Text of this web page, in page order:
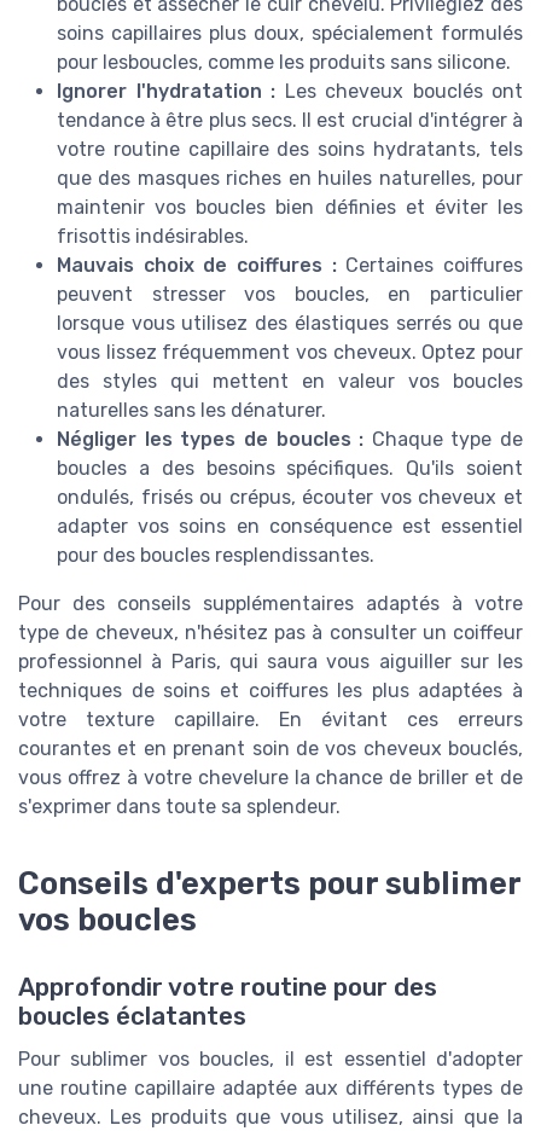
soins capillaires plus doux, spécialement formulés
pour lesboucles, comme les produits sans silicone.
Ignorer l'hydratation : Les cheveux bouclés ont
tendance à être plus secs. Il est crucial d'intégrer à
votre routine capillaire des soins hydratants, tels
que des masques riches en huiles naturelles, pour
maintenir vos boucles bien définies et éviter les
frisottis indésirables.
Mauvais choix de coiffures :Certaines coiffures
peuvent stresser vos boucles, en particulier
lorsque vous utilisez des élastiques serrés ou que
vous lissez fréquemment vos cheveux. Optez pour
des styles qui mettent en valeur vos boucles
naturelles sans les dénaturer.
Négliger les types de boucles : Chaque type de
boucles a des besoins spécifiques. Qu'ils soient
ondulés, frisés ou crépus, écouter vos cheveux et
adapter vos soins en conséquence est essentiel
pour des boucles resplendissantes.
Pour des conseils supplémentaires adaptés à votre
type de cheveux, n'hésitez pas à consulter un coiffeur
professionnel à Paris, qui saura vous aiguiller sur les
techniques de soins et coiffures les plus adaptées à
votre texture capillaire. En évitant ces erreurs
courantes et en prenant soin de vos cheveux bouclés,
vous offrez à votre chevelure la chance de briller et de
s'exprimer dans toute sa splendeur.
Conseils d'experts pour sublimer
vos boucles
Approfondir votre routine pour des
boucles éclatantes
Pour sublimer vos boucles, il est essentiel d'adopter
une routine capillaire adaptée aux différents types de
cheveux. Les produits que vous utilisez, ainsi que la